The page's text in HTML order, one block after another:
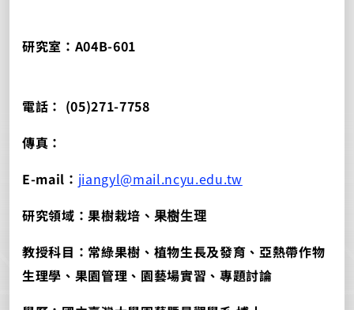
研究室：A04B-601
電話： (05)271-7758
傳真：
E-mail： jiangyl@mail.ncyu.edu.tw
研究領域：果樹栽培 、果樹生理
教授科目：常綠果樹、植物生長及發育、亞熱帶作物
生理學、果園管理、園藝場實習、專題討論